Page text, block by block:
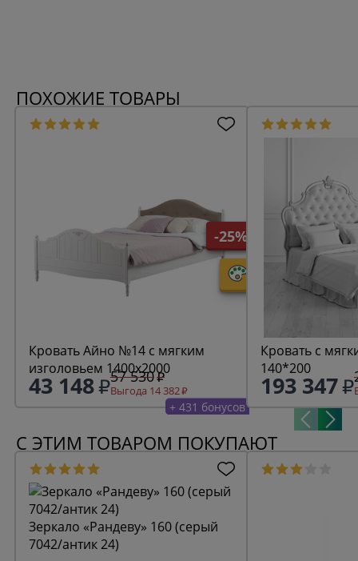
ПОХОЖИЕ ТОВАРЫ
-25%
Кровать Айно №14 с мягким
изголовьем 1400х2000
43 148 57 530
Выгода 14 382
+ 431 бонусов
Кровать с
140*200
193 347
С ЭТИМ ТОВАРОМ ПОКУПАЮТ
Зеркало «Рандеву» 160 (серый
7042/антик 24)